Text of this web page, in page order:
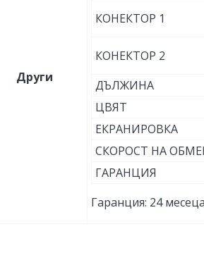
Други
КОНЕКТОР 1
КОНЕКТОР 2
ДЪЛЖИНА
ЦВЯТ
ЕКРАНИРОВКА
СКОРОСТ НА
ГАРАНЦИЯ
Гаранция: 24 месеца